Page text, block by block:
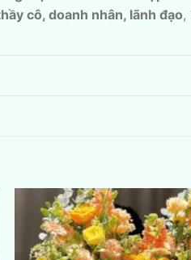
cô, doanh nhân, lãnh đạo,